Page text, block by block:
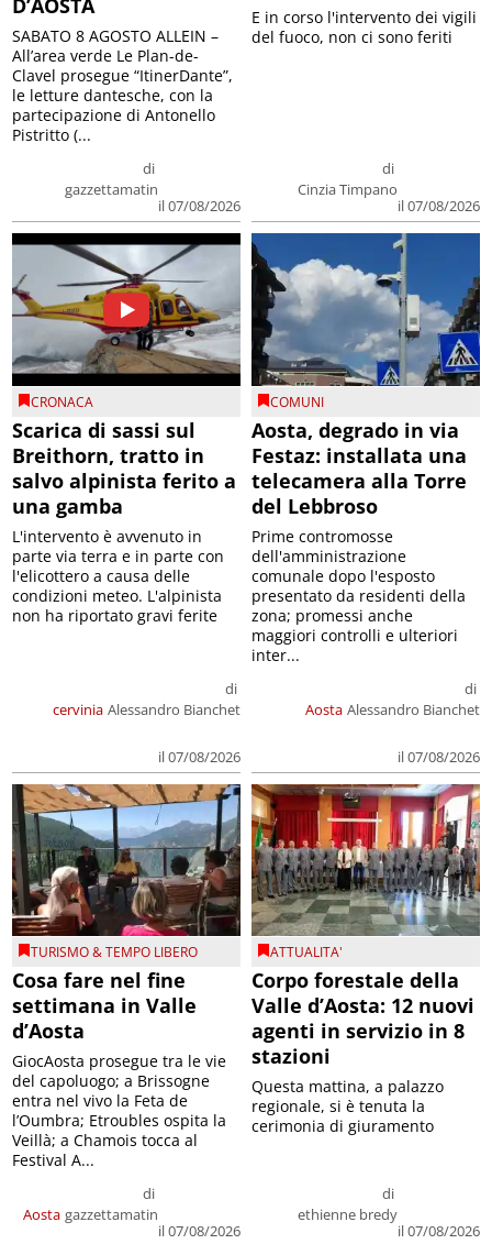
D’AOSTA
di
gazzettamatin
il 07/08/2026
SABATO 8 AGOSTO ALLEIN –
All’area verde Le Plan-de-
Clavel prosegue “ItinerDante”,
le letture dantesche, con la
partecipazione di Antonello
Pistritto (...
di
Cinzia Timpano
il 07/08/2026
E in corso l'intervento dei vigili
del fuoco, non ci sono feriti
CRONACA
Scarica di sassi sul
Breithorn, tratto in
salvo alpinista ferito a
una gamba
cervinia
di
Alessandro Bianchet
il 07/08/2026
L'intervento è avvenuto in
parte via terra e in parte con
l'elicottero a causa delle
condizioni meteo. L'alpinista
non ha riportato gravi ferite
COMUNI
Aosta, degrado in via
Festaz: installata una
telecamera alla Torre
del Lebbroso
Aosta
di
Alessandro Bianchet
il 07/08/2026
Prime contromosse
dell'amministrazione
comunale dopo l'esposto
presentato da residenti della
zona; promessi anche
maggiori controlli e ulteriori
inter...
TURISMO & TEMPO LIBERO
Cosa fare nel fine
settimana in Valle
d’Aosta
Aosta
di
gazzettamatin
il 07/08/2026
GiocAosta prosegue tra le vie
del capoluogo; a Brissogne
entra nel vivo la Feta de
l’Oumbra; Etroubles ospita la
Veillà; a Chamois tocca al
Festival A...
ATTUALITA'
Corpo forestale della
Valle d’Aosta: 12 nuovi
agenti in servizio in 8
stazioni
di
ethienne bredy
il 07/08/2026
Questa mattina, a palazzo
regionale, si è tenuta la
cerimonia di giuramento